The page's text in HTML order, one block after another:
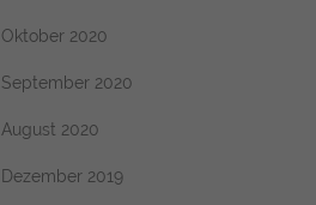
Oktober 2020
September 2020
August 2020
Dezember 2019